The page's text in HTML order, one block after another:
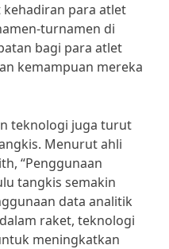
para atlet
turnamen di
bagi para atlet
kemampuan mereka
teknologi juga turut
Menurut ahli
“Penggunaan
tangkis semakin
data analitik
raket, teknologi
meningkatkan